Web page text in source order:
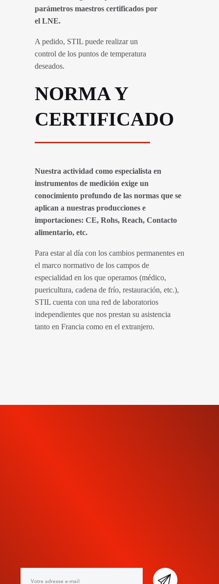
parámetros maestros certificados por
el LNE.
A pedido, STIL puede realizar un
control de los puntos de temperatura
deseados.
NORMA Y
CERTIFICADO
Nuestra actividad como especialista en
instrumentos de medición exige un
conocimiento profundo de las normas que se
aplican a nuestras producciones e
importaciones: CE, Rohs, Reach, Contacto
alimentario, etc.
Para estar al día con los cambios permanentes en
el marco normativo de los campos de
especialidad en los que operamos (médico,
puericultura, cadena de frío, restauración, etc.),
STIL cuenta con una red de laboratorios
independientes que nos prestan su asistencia
tanto en Francia como en el extranjero.